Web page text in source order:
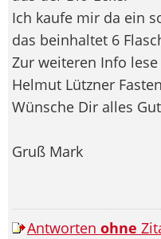
Ich kaufe mir da ein
das beinhaltet 6
Zur weiteren Info
Helmut Lützner
Wünsche Dir alles
Gruß Mark
Antworten ohne